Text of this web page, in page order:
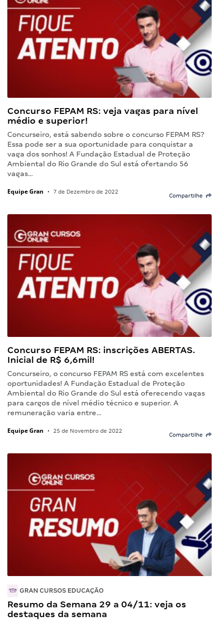
Concurso FEPAM RS: veja vagas para nível
médio e superior!
Concurseiro, está sabendo sobre o concurso FEPAM RS?
Essa pode ser a sua oportunidade para conquistar a
vaga dos sonhos! A Fundação Estadual de Proteção
Ambiental do Rio Grande do Sul está ofertando 56
vagas…
Equipe Gran • 7 de Dezembro de 2022
Compartilhe
Concurso FEPAM RS: inscrições ABERTAS.
Inicial de R$ 6,6mil!
Concurseiro, o concurso FEPAM RS está com excelentes
oportunidades! A Fundação Estadual de Proteção
Ambiental do Rio Grande do Sul está oferecendo vagas
para cargos de nível médio técnico e superior. A
remuneração varia entre…
Equipe Gran • 25 de Novembro de 2022
Compartilhe
GRAN CURSOS EDUCAÇÃO
Resumo da Semana 29 a 04/11: veja os
destaques da semana